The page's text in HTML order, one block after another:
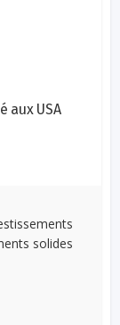
aux USA
solides